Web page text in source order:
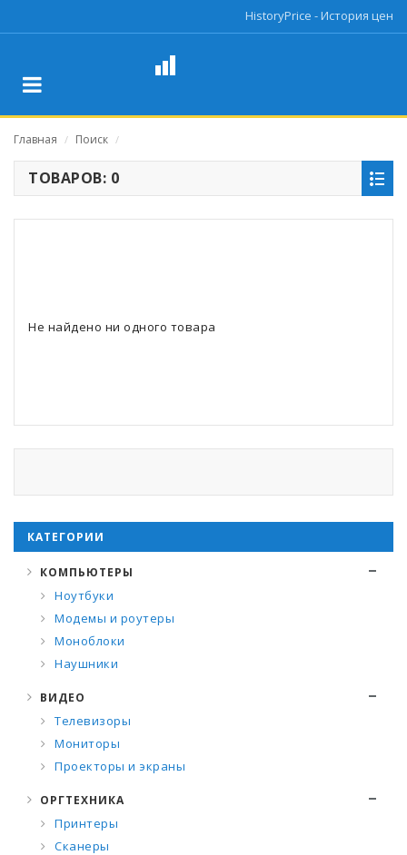
HistoryPrice - История цен
Главная / Поиск /
ТОВАРОВ: 0
Не найдено ни одного товара
КАТЕГОРИИ
КОМПЬЮТЕРЫ
Ноутбуки
Модемы и роутеры
Моноблоки
Наушники
ВИДЕО
Телевизоры
Мониторы
Проекторы и экраны
ОРГТЕХНИКА
Принтеры
Сканеры